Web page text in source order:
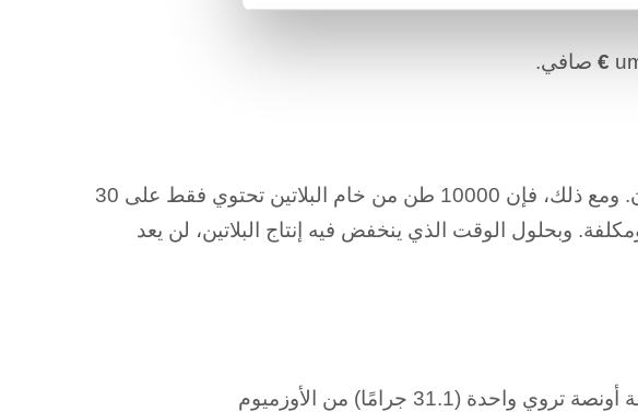
€ صافي.
يتم استخراج الأوزميوم مع البلاتين لأن المعدنين مرتبطان. ومع ذلك، فإن 10000 طن من خام البلاتين تحتوي فقط على 30
وبحلول الوقت الذي ينخفض ​​فيه إنتاج البلاتين، لن يعد
بدأت التجارة العالمية في الأوزميوم المتبلور في عام 2014. تبلغ تكلفة أونصة تروي واحدة (31.1 جرامًا) من الأوزميوم